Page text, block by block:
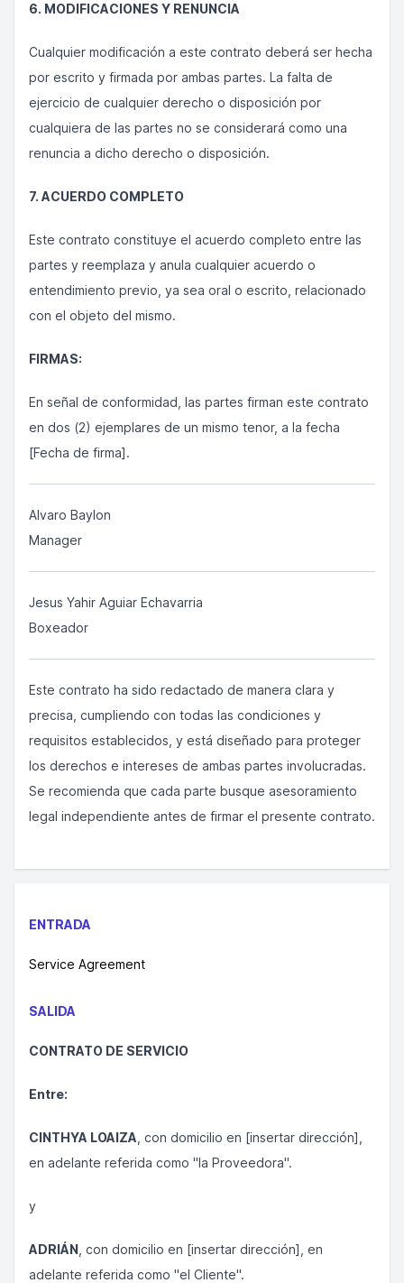
6. MODIFICACIONES Y RENUNCIA
Cualquier modificación a este contrato deberá ser hecha
por escrito y firmada por ambas partes. La falta de
ejercicio de cualquier derecho o disposición por
cualquiera de las partes no se considerará como una
renuncia a dicho derecho o disposición.
7. ACUERDO COMPLETO
Este contrato constituye el acuerdo completo entre las
partes y reemplaza y anula cualquier acuerdo o
entendimiento previo, ya sea oral o escrito, relacionado
con el objeto del mismo.
FIRMAS:
En señal de conformidad, las partes firman este contrato
en dos (2) ejemplares de un mismo tenor, a la fecha
[Fecha de firma].
Alvaro Baylon
Manager
Jesus Yahir Aguiar Echavarria
Boxeador
Este contrato ha sido redactado de manera clara y
precisa, cumpliendo con todas las condiciones y
requisitos establecidos, y está diseñado para proteger
los derechos e intereses de ambas partes involucradas.
Se recomienda que cada parte busque asesoramiento
legal independiente antes de firmar el presente contrato.
ENTRADA
Service Agreement
SALIDA
CONTRATO DE SERVICIO
Entre:
CINTHYA LOAIZA , con domicilio en [insertar dirección],
en adelante referida como "la Proveedora".
y
ADRIÁN , con domicilio en [insertar dirección], en
adelante referida como "el Cliente".